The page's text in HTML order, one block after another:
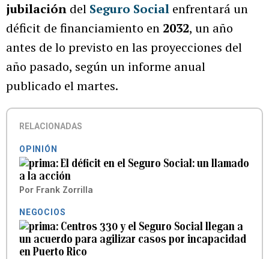
jubilación del Seguro Social enfrentará un
déficit de financiamiento en 2032, un año
antes de lo previsto en las proyecciones del
año pasado, según un informe anual
publicado el martes.
RELACIONADAS
OPINIÓN
El déficit en el Seguro Social: un llamado
a la acción
Por Frank Zorrilla
NEGOCIOS
Centros 330 y el Seguro Social llegan a
un acuerdo para agilizar casos por incapacidad
en Puerto Rico